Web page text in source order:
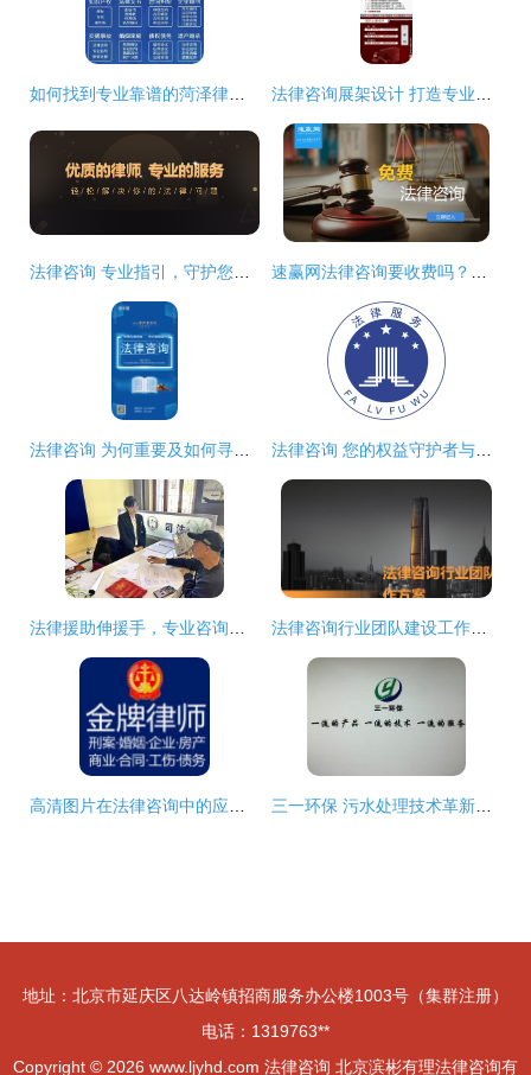
地址：北京市延庆区八达岭镇招商服务办公楼1003号（集群注册）
电话：1319763**
Copyright © 2026 www.ljyhd.com 法律咨询 北京滨彬有理法律咨询有